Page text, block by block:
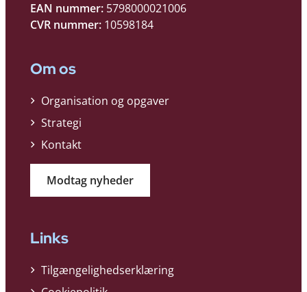
EAN nummer: 5798000021006
CVR nummer: 10598184
Om os
Organisation og opgaver
Strategi
Kontakt
Modtag nyheder
Links
Tilgængelighedserklæring